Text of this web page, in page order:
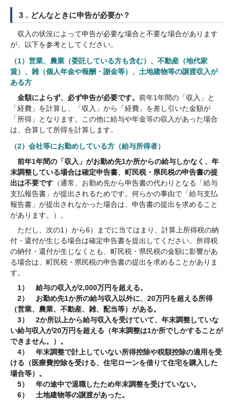
3．どんなときに申告が必要か？
収入の状況によって申告が必要な場合と不要な場合があります
が、以下を参考としてください。
（1）営業、農業（委託している方も含む）、不動産（地代家
賃）、雑（個人年金や報酬・謝金等）、土地建物等の譲渡収入が
ある方
金額によらず、必ず申告が必要です。 前年1年間の「収入」と
「経費」を計算し、「収入」から「経費」を差し引いた金額が
「所得」となります。この他に給与や年金等の収入があった場合
は、合算して所得を計算します。
（2）会社等にお勤めしている方（給与所得者）
前年1年間の「収入」がお勤め先1か所からの給与しかなく、年
末調整している場合は確定申告書、町民税・県民税の申告書の提
出は不要です （通常、お勤め先から申告書の代わりとなる「給与
支払報告書」が提出されるためです。何らかの事由で「給与支払
報告書」が提出されなかった場合は、申告書の提出を求めること
があります。）。
ただし、次の1）から6）までに当てはまり、計算上所得税の納
付・還付が生じる場合は確定申告書を提出してください。所得税
の納付・還付が生じなくとも、町民税・県民税の金額に影響があ
る場合は、町民税・県民税の申告書の提出を求めることがありま
す。
1） 給与の収入が2,000万円を超える。
2） お勤め先1か所の給与収入以外に、20万円を超える所得
（営業、農業、不動産、雑、配当等）がある。
3） 2か所以上から給与収入を受けていて、年末調整していな
い給与収入が20万円を超える（年末調整は1か所でしかすることが
できません。）。
4） 年末調整で計上していない所得控除や税額控除の適用を受
ける（医療費控除を受ける、住宅ローンを借りて住宅を購入した
場合等）。
5） 年の途中で退職したため年末調整を受けていない。
6） 土地建物等の譲渡があった。